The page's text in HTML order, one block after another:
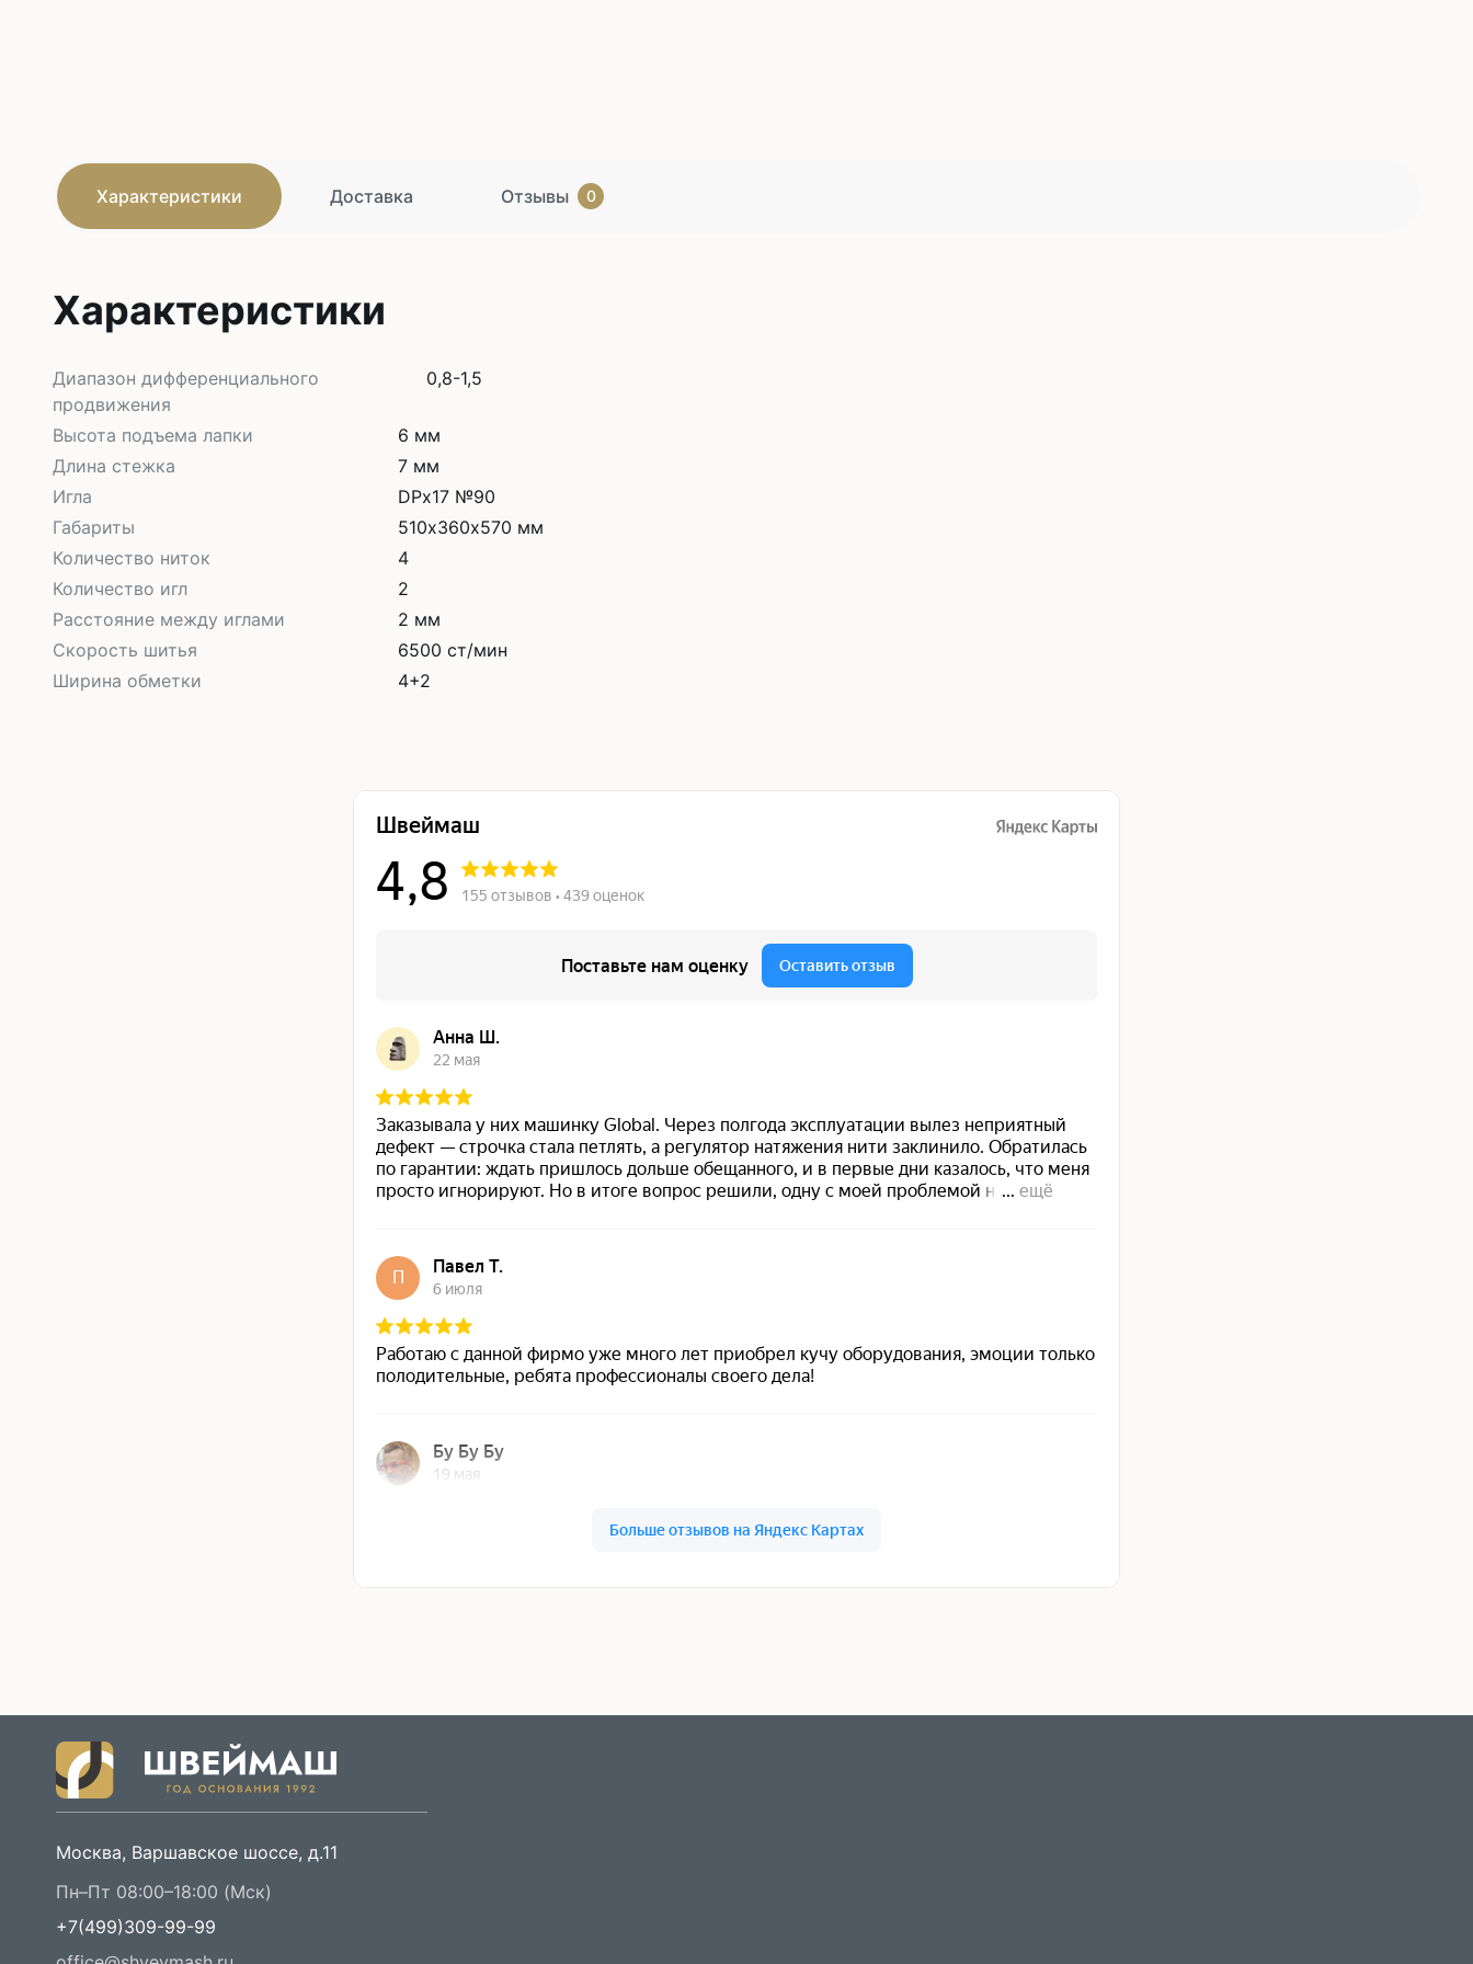
Характеристики Доставка Отзывы 0
Характеристики
Диапазон дифференциального
продвижения
0,8-1,5
Высота подъема лапки
6 мм
Длина стежка
7 мм
Игла
DPx17 №90
Габариты
510х360х570 мм
Количество ниток
4
Количество игл
2
Расстояние между иглами
2 мм
Скорость шитья
6500 ст/мин
Ширина обметки
4+2
Москва, Варшавское шоссе, д.11
Пн–Пт 08:00–18:00 (Мск)
+7(499)309-99-99